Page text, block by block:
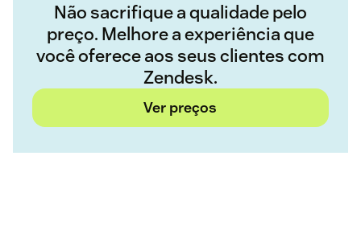
Não sacrifique a qualidade pelo
preço. Melhore a experiência que
você oferece aos seus clientes com
Zendesk.
Ver preços